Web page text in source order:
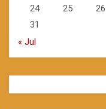
24 25 26
31
« Jul